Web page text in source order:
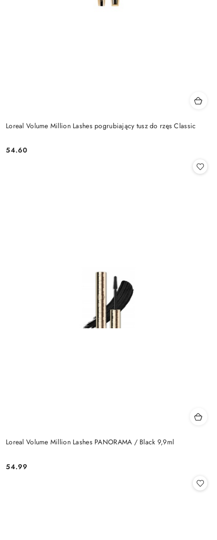
Loreal Volume Million Lashes pogrubiający tusz do rzęs Classic
Cena:
54.60
Loreal Volume Million Lashes PANORAMA / Black 9,9ml
Cena:
54.99